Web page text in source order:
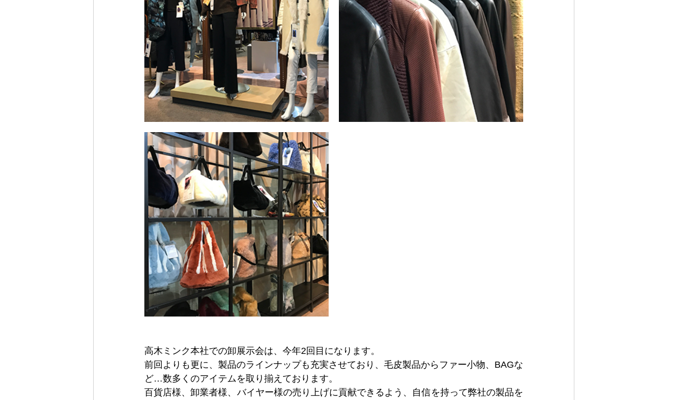
高木ミンク本社での卸展示会は、今年2回目になります。
前回よりも更に、製品のラインナップも充実させており、毛皮製品からファー小物、BAGな
ど…数多くのアイテムを取り揃えております。
百貨店様、卸業者様、バイヤー様の売り上げに貢献できるよう、自信を持って弊社の製品を